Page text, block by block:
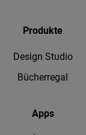
Produkte
Design Studio
Bücherregal
Apps